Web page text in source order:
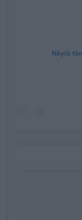
Näytä